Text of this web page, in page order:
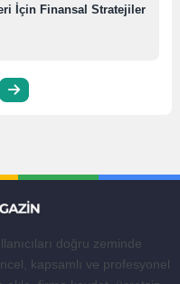
İçin Finansal Stratejiler
doğru zeminde
kapsamlı ve profesyonel